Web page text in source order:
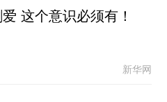
这个意识必须有！
新华网